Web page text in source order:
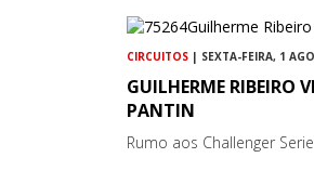
CIRCUITOS | SEXTA-FEIRA, 1
GUILHERME RIBEIRO
PANTIN
Rumo aos Challenger